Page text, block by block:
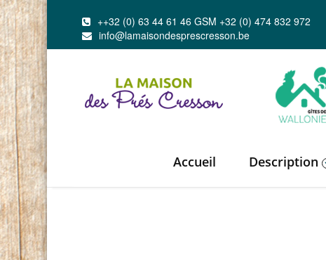
++32 (0) 63 44 61 46 GSM +32 (0) 474 832 972
info@lamaisondesprescresson.be
Accueil Description